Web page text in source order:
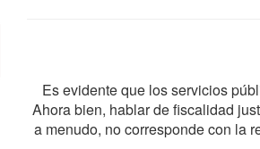
Es evidente que los servicios
Ahora bien, hablar de fiscalidad
a menudo, no corresponde con la